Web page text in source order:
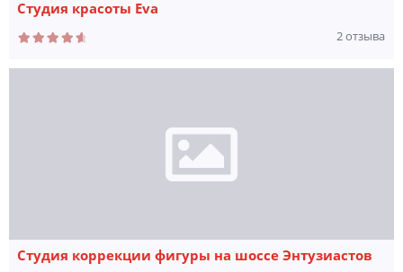
Студия красоты Eva
2 отзыва
Студия коррекции фигуры на шоссе Энтузиастов